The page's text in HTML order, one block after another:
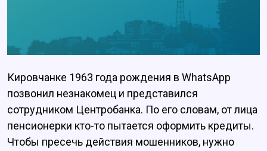
Кировчанке 1963 года рождения в WhatsApp
позвонил незнакомец и представился
сотрудником Центробанка. По его словам, от лица
пенсионерки кто-то пытается оформить кредиты.
Чтобы пресечь действия мошенников, нужно